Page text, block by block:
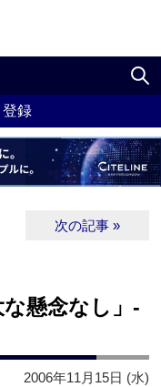
登録
次の記事 »
懸念なし」‐
2006年11月15日 (水)